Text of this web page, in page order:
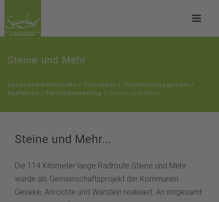
Steine und Mehr
Sauerland-Partnerinfo / Touristiker / Themenmanagement /
Radfahren / Fahrradmarketing / Steine und Mehr
Steine und Mehr...
Die 114 Kilometer lange Radroute Steine und Mehr
wurde als Gemeinschaftsprojekt der Kommunen
Geseke, Anröchte und Warstein realisiert. An insgesamt